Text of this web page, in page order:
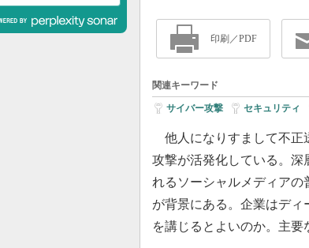
印刷／PDF
関連キーワード
サイバー攻撃 セキュリティ
他人になりすまして不正
攻撃が活発化している。深
れるソーシャルメディアの
が背景にある。企業はデ
を講じるとよいのか。主要